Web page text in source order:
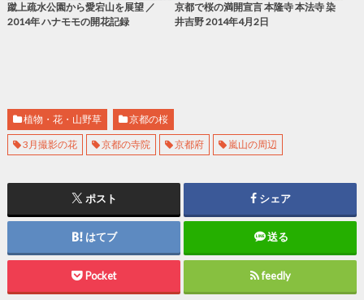
蹴上疏水公園から愛宕山を展望 ／
2014年 ハナモモの開花記録
京都で桜の満開宣言 本隆寺 本法寺 染
井吉野 2014年4月2日
植物・花・山野草 京都の桜
3月撮影の花 京都の寺院 京都府 嵐山の周辺
ポスト シェア
はてブ 送る
Pocket feedly